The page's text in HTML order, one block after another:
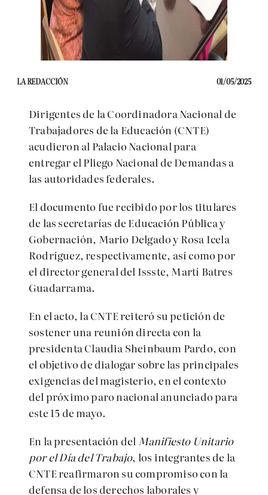
LA REDACCIÓN 01/05/2025
Dirigentes de la Coordinadora Nacional de
Trabajadores de la Educación (CNTE)
acudieron al Palacio Nacional para
entregar el Pliego Nacional de Demandas a
las autoridades federales.
El documento fue recibido por los titulares
de las secretarías de Educación Pública y
Gobernación, Mario Delgado y Rosa Icela
Rodríguez, respectivamente, así como por
el director general del Issste, Martí Batres
Guadarrama.
En el acto, la CNTE reiteró su petición de
sostener una reunión directa con la
presidenta Claudia Sheinbaum Pardo, con
el objetivo de dialogar sobre las principales
exigencias del magisterio, en el contexto
del próximo paro nacional anunciado para
este 15 de mayo.
En la presentación del Manifiesto Unitario
por el Día del Trabajo, los integrantes de la
CNTE reafirmaron su compromiso con la
defensa de los derechos laborales y